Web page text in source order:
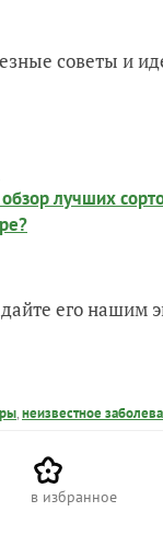
советы и
лучших
его
,неизвестное
в избранное